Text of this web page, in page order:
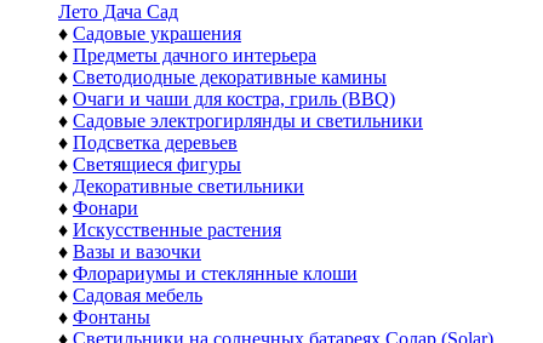
Лето Дача Сад
♦ Садовые украшения
♦ Предметы дачного интерьера
♦ Светодиодные декоративные камины
♦ Очаги и чаши для костра, гриль (BBQ)
♦ Садовые электрогирлянды и светильники
♦ Подсветка деревьев
♦ Светящиеся фигуры
♦ Декоративные светильники
♦ Фонари
♦ Искусственные растения
♦ Вазы и вазочки
♦ Флорариумы и стеклянные клоши
♦ Садовая мебель
♦ Фонтаны
♦ Светильники на солнечных батареях Солар (Solar)